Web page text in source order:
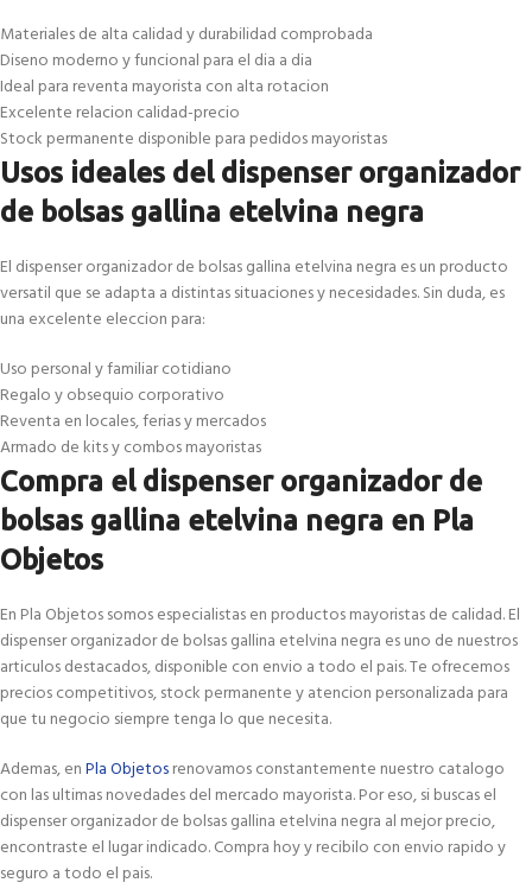
Materiales de alta calidad y durabilidad comprobada
Diseno moderno y funcional para el dia a dia
Ideal para reventa mayorista con alta rotacion
Excelente relacion calidad-precio
Stock permanente disponible para pedidos mayoristas
Usos ideales del dispenser organizador
de bolsas gallina etelvina negra
El dispenser organizador de bolsas gallina etelvina negra es un producto
versatil que se adapta a distintas situaciones y necesidades. Sin duda, es
una excelente eleccion para:
Uso personal y familiar cotidiano
Regalo y obsequio corporativo
Reventa en locales, ferias y mercados
Armado de kits y combos mayoristas
Compra el dispenser organizador de
bolsas gallina etelvina negra en Pla
Objetos
En Pla Objetos somos especialistas en productos mayoristas de calidad. El
dispenser organizador de bolsas gallina etelvina negra es uno de nuestros
articulos destacados, disponible con envio a todo el pais. Te ofrecemos
precios competitivos, stock permanente y atencion personalizada para
que tu negocio siempre tenga lo que necesita.
Ademas, enPla Objetosrenovamos constantemente nuestro catalogo
con las ultimas novedades del mercado mayorista. Por eso, si buscas el
dispenser organizador de bolsas gallina etelvina negra al mejor precio,
encontraste el lugar indicado. Compra hoy y recibilo con envio rapido y
seguro a todo el pais.